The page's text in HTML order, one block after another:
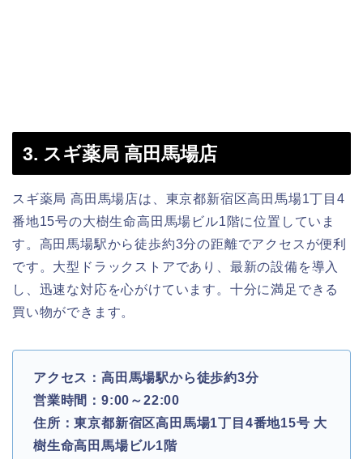
3. スギ薬局 高田馬場店
スギ薬局 高田馬場店は、東京都新宿区高田馬場1丁目4
番地15号の大樹生命高田馬場ビル1階に位置していま
す。高田馬場駅から徒歩約3分の距離でアクセスが便利
です。大型ドラックストアであり、最新の設備を導入
し、迅速な対応を心がけています。十分に満足できる
買い物ができます。
アクセス：高田馬場駅から徒歩約3分
営業時間：9:00～22:00
住所：東京都新宿区高田馬場1丁目4番地15号 大
樹生命高田馬場ビル1階